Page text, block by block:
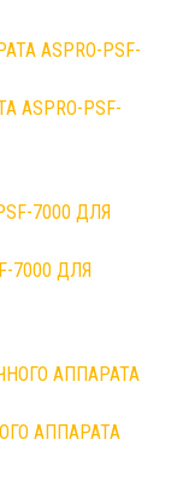
ASPRO-PSF-
7000 ДЛЯ
АППАРАТА